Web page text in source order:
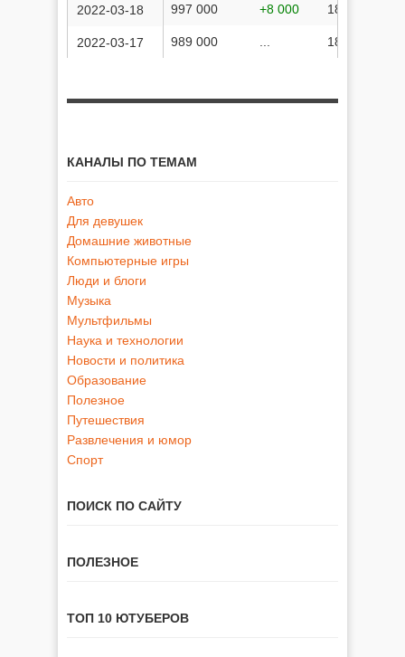
997 000 +8 000 185 244 907
989 000 ... 183 454 950
2022-03-18
2022-03-17
КАНАЛЫ ПО ТЕМАМ
Авто
Для девушек
Домашние животные
Компьютерные игры
Люди и блоги
Музыка
Мультфильмы
Наука и технологии
Новости и политика
Образование
Полезное
Путешествия
Развлечения и юмор
Спорт
ПОИСК ПО САЙТУ
ПОЛЕЗНОЕ
ТОП 10 ЮТУБЕРОВ